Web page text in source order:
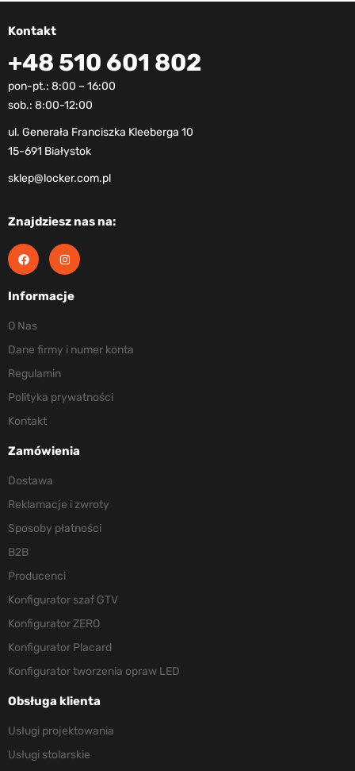
Kontakt
+48 510 601 802
pon-pt.: 8:00 – 16:00
sob.: 8:00-12:00
ul. Generała Franciszka Kleeberga 10
15-691 Białystok
sklep@locker.com.pl
Znajdziesz nas na:
Informacje
O Nas
Dane firmy i numer konta
Regulamin
Polityka prywatności
Kontakt
Zamówienia
Dostawa
Reklamacje i zwroty
Sposoby płatności
B2B
Producenci
Konfigurator szaf GTV
Konfigurator ZERO
Konfigurator Placard
Konfigurator tworzenia opraw LED
Obsługa klienta
Usługi projektowania
Usługi stolarskie